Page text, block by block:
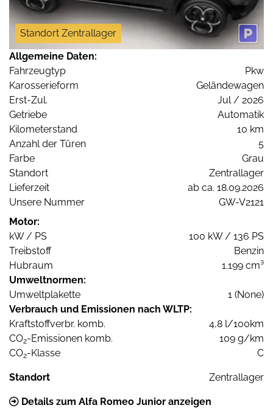
Standort Zentrallager
Allgemeine Daten:
Fahrzeugtyp
Pkw
Karosserieform
Geländewagen
Erst-Zul.
Jul / 2026
Getriebe
Automatik
Kilometerstand
10 km
Anzahl der Türen
5
Farbe
Grau
Standort
Zentrallager
Lieferzeit
ab ca. 18.09.2026
Unsere Nummer
GW-V2121
Motor:
kW / PS
100 kW / 136 PS
Treibstoff
Benzin
Hubraum
1.199 cm³
Umweltnormen:
Umweltplakette
1 (None)
Verbrauch und Emissionen nach WLTP:
Kraftstoffverbr. komb.
4,8 l/100km
CO2-Emissionen komb.
109 g/km
CO2-Klasse C
Standort Zentrallager
Details zum Alfa Romeo Junior anzeigen